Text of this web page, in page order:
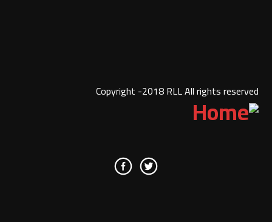
Copyright -2018 RLL All rights reserved